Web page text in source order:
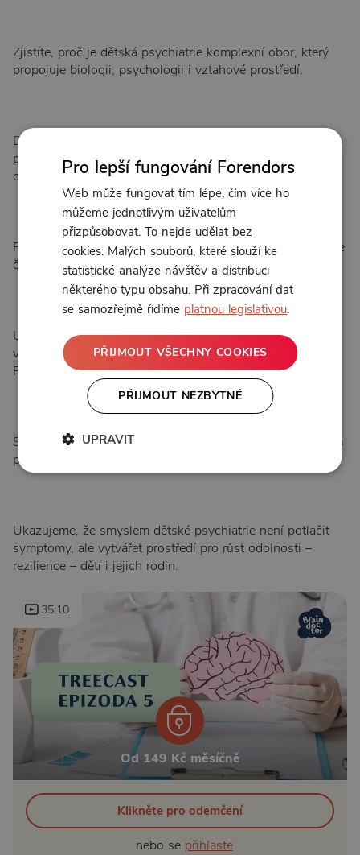
Zjistíte, proč je dětská psychiatrie komplexní obor, který
propojuje biologii, psychologii i vztahové prostředí.
Dozvíte se, jaký význam má vývojová psychologie a
psychoterapeutický výcvik v porozumění dětskému
chování.
Porovnáváme přínosy medikace a psychoterapie, a proč se
často doplňují.
Uslyšíte, jak zvířata a příroda mohou podpořit léčbu,
včetně plánů na využití terapeutických koz v projektu s
Pražskou pastvinou.
Sdílíme osobní zkušenosti z praxe i z mateřství, které nám
pomohly stát se citlivějšími psychiatričkami.
Ukazujeme, že smyslem dětské psychiatrie není potlačit
symptomy, ale vytvářet prostředí pro růst odolnosti –
rezilience – dětí i jejich rodin.
35:10
Od 149 Kč měsíčně
Klikněte pro odemčení
nebo se přihlaste
Pro lepší fungování Forendors
Web může fungovat tím lépe, čím více ho
můžeme jednotlivým uživatelům
přizpůsobovat. To nejde udělat bez
cookies. Malých souborů, které slouží ke
statistické analýze návštěv a distribuci
některého typu obsahu. Při zpracování dat
se samozřejmě řídíme platnou legislativou.
PŘIJMOUT VŠECHNY COOKIES
PŘIJMOUT NEZBYTNÉ
UPRAVIT